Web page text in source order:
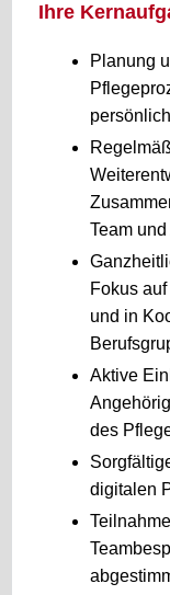
Ihre
Planung
Team
Fokus
und in
Aktive
des
digitalen